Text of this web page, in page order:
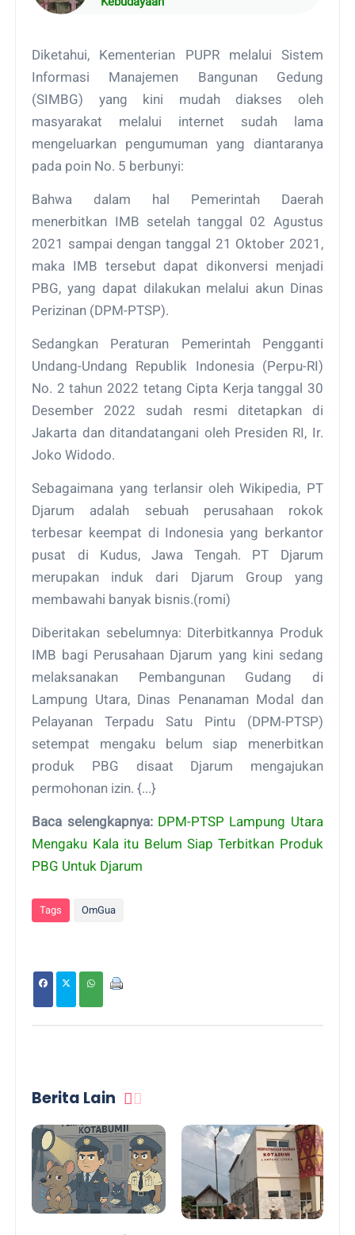
Diketahui, Kementerian PUPR melalui Sistem
Informasi Manajemen Bangunan Gedung
(SIMBG) yang kini mudah diakses oleh
masyarakat melalui internet sudah lama
mengeluarkan pengumuman yang diantaranya
pada poin No. 5 berbunyi:
Bahwa dalam hal Pemerintah Daerah
menerbitkan IMB setelah tanggal 02 Agustus
2021 sampai dengan tanggal 21 Oktober 2021,
maka IMB tersebut dapat dikonversi menjadi
PBG, yang dapat dilakukan melalui akun Dinas
Perizinan (DPM-PTSP).
Sedangkan Peraturan Pemerintah Pengganti
Undang-Undang Republik Indonesia (Perpu-RI)
No. 2 tahun 2022 tetang Cipta Kerja tanggal 30
Desember 2022 sudah resmi ditetapkan di
Jakarta dan ditandatangani oleh Presiden RI, Ir.
Joko Widodo.
Sebagaimana yang terlansir oleh Wikipedia, PT
Djarum adalah sebuah perusahaan rokok
terbesar keempat di Indonesia yang berkantor
pusat di Kudus, Jawa Tengah. PT Djarum
merupakan induk dari Djarum Group yang
membawahi banyak bisnis.(romi)
Diberitakan sebelumnya: Diterbitkannya Produk
IMB bagi Perusahaan Djarum yang kini sedang
melaksanakan Pembangunan Gudang di
Lampung Utara, Dinas Penanaman Modal dan
Pelayanan Terpadu Satu Pintu (DPM-PTSP)
setempat mengaku belum siap menerbitkan
produk PBG disaat Djarum mengajukan
permohonan izin. {...}
Baca selengkapnya: DPM-PTSP Lampung Utara
Mengaku Kala itu Belum Siap Terbitkan Produk
PBG Untuk Djarum
Tags OmGua
Berita Lain